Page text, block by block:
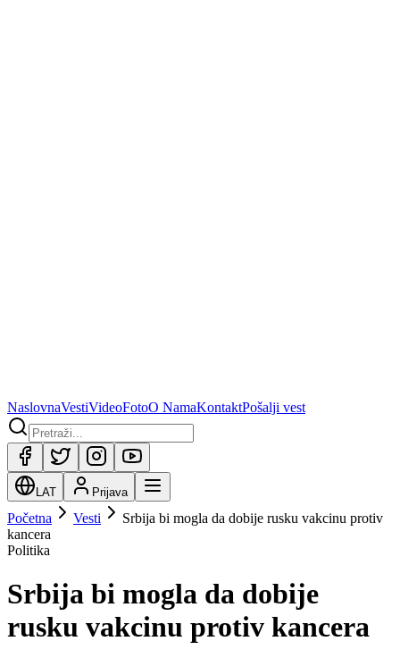
NaslovnaVestiVideoFotoO NamaKontaktPošalji vest
LAT Prijava
Početna Vesti
Srbija bi mogla da dobije rusku vakcinu protiv
kancera
Politika
Srbija bi mogla da dobije
rusku vakcinu protiv kancera